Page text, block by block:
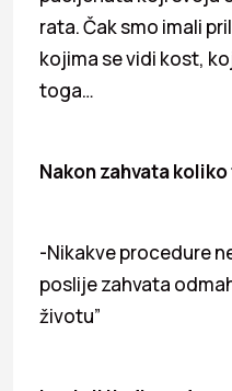
rata. Čak smo imali
kojima se vidi kost,
toga…
Nakon zahvata
-Nikakve procedure
poslije zahvata
životu”